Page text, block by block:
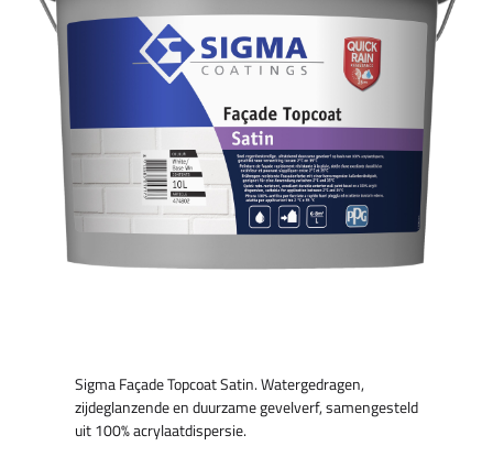
Sigma Façade Topcoat Satin. Watergedragen,
zijdeglanzende en duurzame gevelverf, samengesteld
uit 100% acrylaatdispersie.